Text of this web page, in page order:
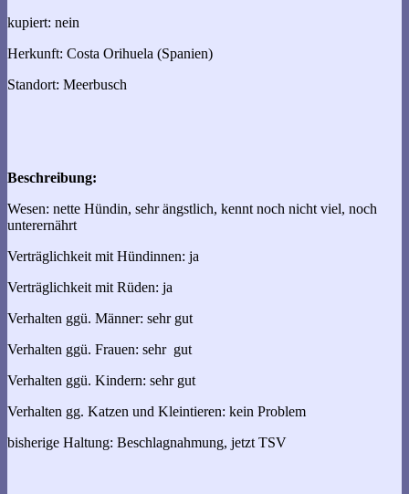
kupiert: nein
Herkunft: Costa Orihuela (Spanien)
Standort: Meerbusch
Beschreibung:
Wesen: nette Hündin, sehr ängstlich, kennt noch nicht viel, noch
unterernährt
Verträglichkeit mit Hündinnen: ja
Verträglichkeit mit Rüden: ja
Verhalten ggü. Männer: sehr gut
Verhalten ggü. Frauen: sehr gut
Verhalten ggü. Kindern: sehr gut
Verhalten gg. Katzen und Kleintieren: kein Problem
bisherige Haltung: Beschlagnahmung, jetzt TSV